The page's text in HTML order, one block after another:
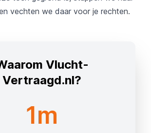
vechten we daar voor je rechten.
Vlucht-
Vertraagd.nl?
1m